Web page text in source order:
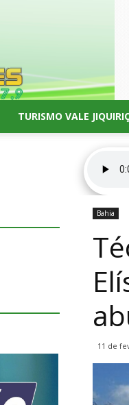
TURISMO VALE
Bahia
11 de